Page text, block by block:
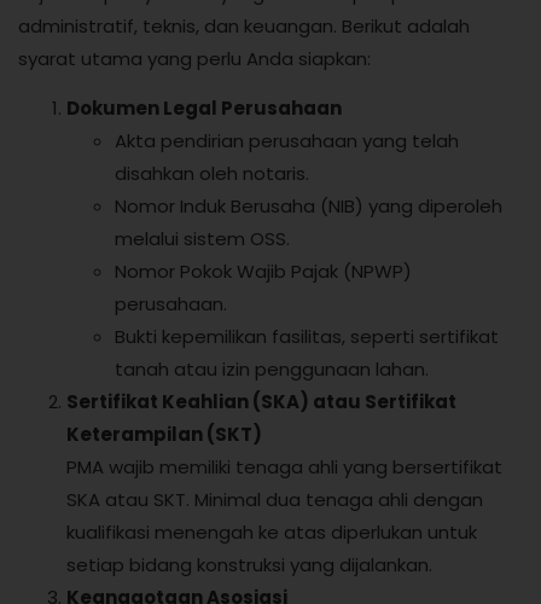
administratif, teknis, dan keuangan. Berikut adalah
syarat utama yang perlu Anda siapkan:
Dokumen Legal Perusahaan
Akta pendirian perusahaan yang telah
disahkan oleh notaris.
Nomor Induk Berusaha (NIB) yang diperoleh
melalui sistem OSS.
Nomor Pokok Wajib Pajak (NPWP)
perusahaan.
Bukti kepemilikan fasilitas, seperti sertifikat
tanah atau izin penggunaan lahan.
Sertifikat Keahlian (SKA) atau Sertifikat
Keterampilan (SKT)
PMA wajib memiliki tenaga ahli yang bersertifikat
SKA atau SKT. Minimal dua tenaga ahli dengan
kualifikasi menengah ke atas diperlukan untuk
setiap bidang konstruksi yang dijalankan.
Keanggotaan Asosiasi